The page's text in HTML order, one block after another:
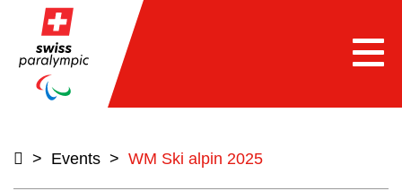
> Events > WM Ski alpin 2025